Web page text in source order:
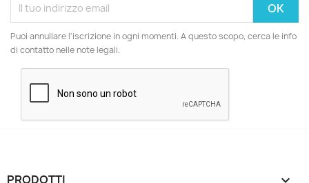
Puoi annullare l'iscrizione in ogni momenti. A questo scopo, cerca le info
di contatto nelle note legali.
PRODOTTI